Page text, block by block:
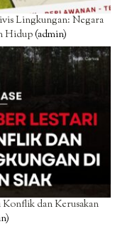
Lingkungan: Negara
Hidup(admin)
Konflik dan Kerusakan